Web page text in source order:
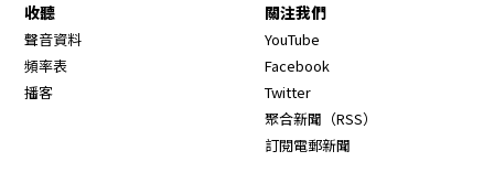
收聽
聲音資料
頻率表
播客
關注我們
YouTube
Facebook
Twitter
聚合新聞（RSS）
訂閱電郵新聞